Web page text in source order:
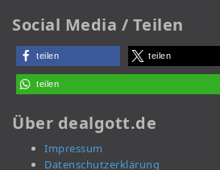
Social Media / Teilen
teilen teilen
teilen
Über dealgott.de
Impressum
Datenschutzerklärung